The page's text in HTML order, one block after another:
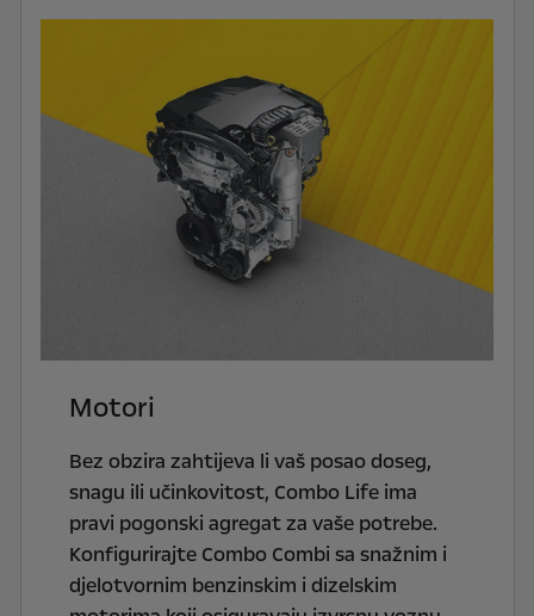
Motori
Bez obzira zahtijeva li vaš posao doseg,
snagu ili učinkovitost, Combo Life ima
pravi pogonski agregat za vaše potrebe.
Konfigurirajte Combo Combi sa snažnim i
djelotvornim benzinskim i dizelskim